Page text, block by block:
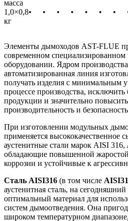
масса
1,0×0,8
кг
• • • • • • •
Элементы дымоходов AST-FLUE
современном
оборудовании. Ядром производства
автоматизированная линия
получать изделия с минимальным
процессе производства,
продукции и значительно повысить
производительность и
При изготовлении модульных
применяется
аустенитные стали марок AISI
обладающие повышенной
коррозии и устойчивые к
Сталь AISI316 (в том числе
аустенитная сталь, на
оптимальный материал для
систем дымоотведения. Она
широком температурном